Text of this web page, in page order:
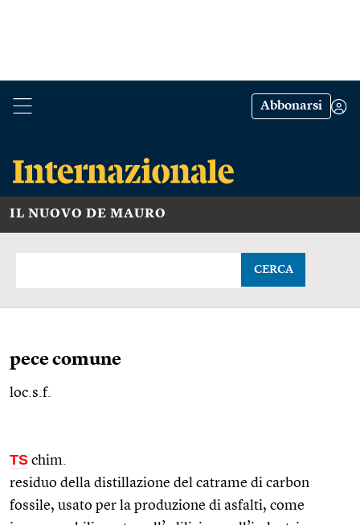
Abbonarsi
IL NUOVO DE MAURO
CERCA
pece comune
loc.s.f.
TS chim.
residuo della distillazione del catrame di carbon
fossile, usato per la produzione di asfalti, come